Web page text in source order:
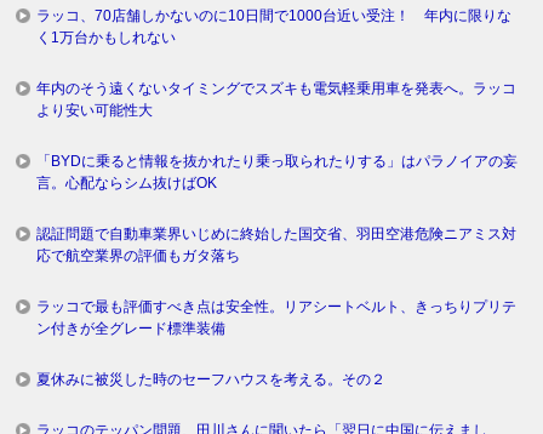
ラッコ、70店舗しかないのに10日間で1000台近い受注！ 年内に限りな
く1万台かもしれない
年内のそう遠くないタイミングでスズキも電気軽乗用車を発表へ。ラッコ
より安い可能性大
「BYDに乗ると情報を抜かれたり乗っ取られたりする」はパラノイアの妄
言。心配ならシム抜けばOK
認証問題で自動車業界いじめに終始した国交省、羽田空港危険ニアミス対
応で航空業界の評価もガタ落ち
ラッコで最も評価すべき点は安全性。リアシートベルト、きっちりプリテ
ン付きが全グレード標準装備
夏休みに被災した時のセーフハウスを考える。その２
ラッコのテッパン問題、田川さんに聞いたら「翌日に中国に伝えまし